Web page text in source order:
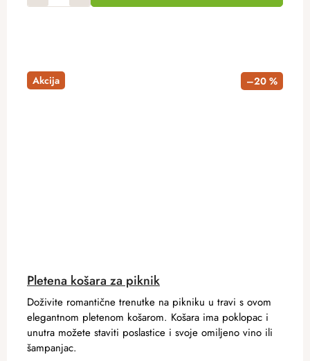
Akcija –20 %
Pletena košara za piknik
Doživite romantične trenutke na pikniku u travi s ovom
elegantnom pletenom košarom. Košara ima poklopac i
unutra možete staviti poslastice i svoje omiljeno vino ili
šampanjac.